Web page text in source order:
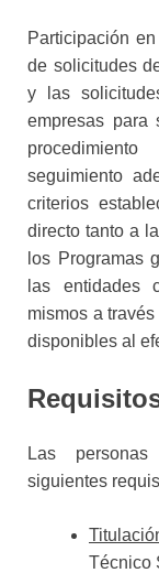
Participación
de solicitudes
y las
empresas para
seguimiento
criterios
directo tanto a
los Programas
las entidades
mismos a
disponibles al
Las
siguientes
Técnico